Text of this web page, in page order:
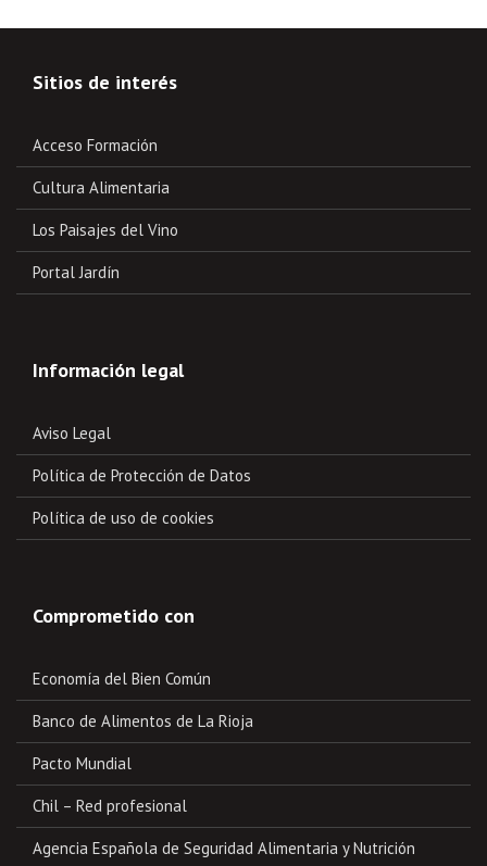
Sitios de interés
Acceso Formación
Cultura Alimentaria
Los Paisajes del Vino
Portal Jardín
Información legal
Aviso Legal
Política de Protección de Datos
Política de uso de cookies
Comprometido con
Economía del Bien Común
Banco de Alimentos de La Rioja
Pacto Mundial
Chil – Red profesional
Agencia Española de Seguridad Alimentaria y Nutrición